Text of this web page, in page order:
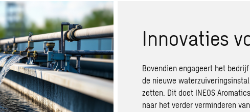
Innovaties
Bovendien engageert het
de nieuwe
zetten. Dit doet INEOS
naar het verder verminderen